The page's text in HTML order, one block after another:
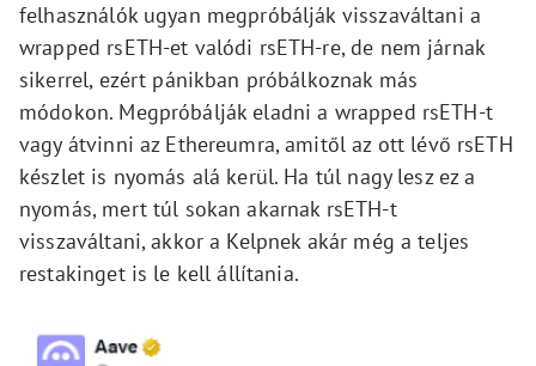
felhasználók ugyan megpróbálják visszaváltani a
wrapped rsETH-et valódi rsETH-re, de nem járnak
sikerrel, ezért pánikban próbálkoznak más
módokon. Megpróbálják eladni a wrapped rsETH-t
vagy átvinni az Ethereumra, amitől az ott lévő rsETH
készlet is nyomás alá kerül. Ha túl nagy lesz ez a
nyomás, mert túl sokan akarnak rsETH-t
visszaváltani, akkor a Kelpnek akár még a teljes
restakinget is le kell állítania.